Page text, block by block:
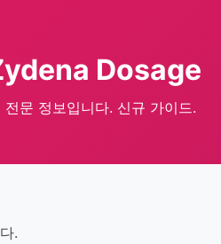
Dosage
문 정보입니다. 신규 가이드.
.